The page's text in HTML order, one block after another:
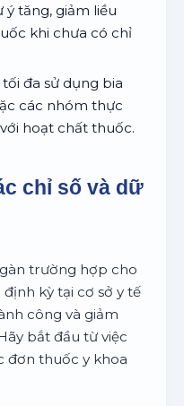
ý tăng, giảm liều
khi chưa có chỉ
đa sử dụng bia
các nhóm thực
hoạt chất thuốc.
chỉ số và dữ
trường hợp cho
kỳ tại cơ sở y tế
công và giảm
bắt đầu từ việc
đơn thuốc y khoa